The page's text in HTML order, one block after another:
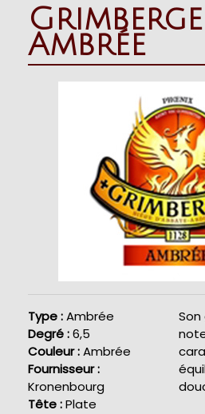
Ambrée
Type :Ambrée
Degré :6,5
Couleur :Ambrée
Fournisseur :
Kronenbourg
Tête :Plate